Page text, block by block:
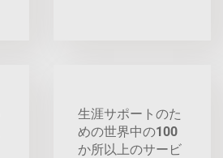
生涯サポートのた
めの世界中の100
か所以上のサービ